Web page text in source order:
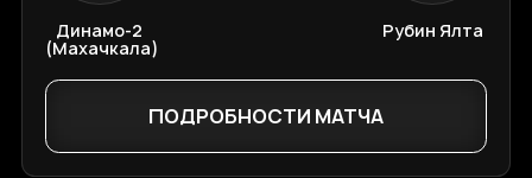
Динамо-2
(Махачкала)
Рубин Ялта
ПОДРОБНОСТИ МАТЧА